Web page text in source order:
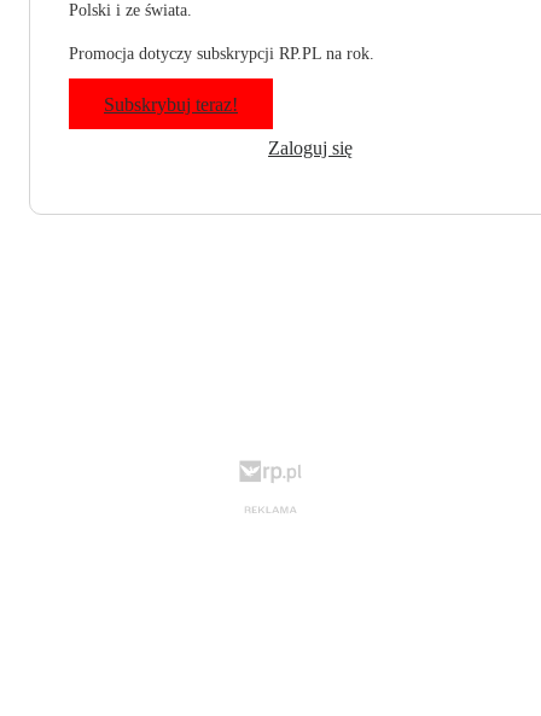
Polski i ze świata.
Promocja dotyczy subskrypcji RP.PL na rok.
Subskrybuj teraz!
Zaloguj się